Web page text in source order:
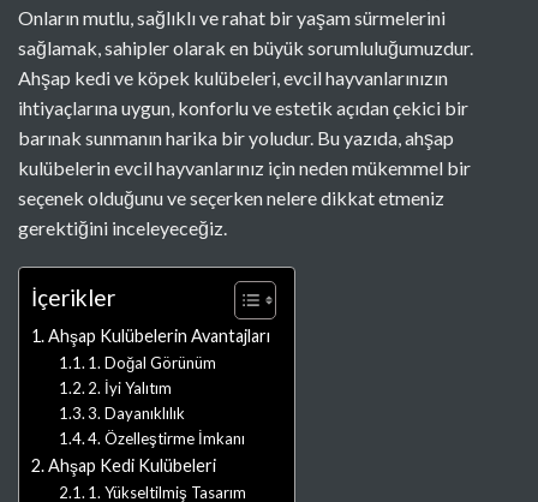
Onların mutlu, sağlıklı ve rahat bir yaşam sürmelerini
sağlamak, sahipler olarak en büyük sorumluluğumuzdur.
Ahşap kedi ve köpek kulübeleri, evcil hayvanlarınızın
ihtiyaçlarına uygun, konforlu ve estetik açıdan çekici bir
barınak sunmanın harika bir yoludur. Bu yazıda, ahşap
kulübelerin evcil hayvanlarınız için neden mükemmel bir
seçenek olduğunu ve seçerken nelere dikkat etmeniz
gerektiğini inceleyeceğiz.
İçerikler
Ahşap Kulübelerin Avantajları
1. Doğal Görünüm
2. İyi Yalıtım
3. Dayanıklılık
4. Özelleştirme İmkanı
Ahşap Kedi Kulübeleri
1. Yükseltilmiş Tasarım